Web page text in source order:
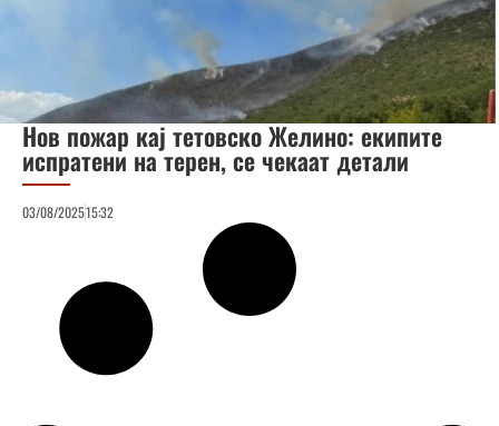
Нов пожар кај тетовско Желино: екипите
испратени на терен, се чекаат детали
03/08/202515:32